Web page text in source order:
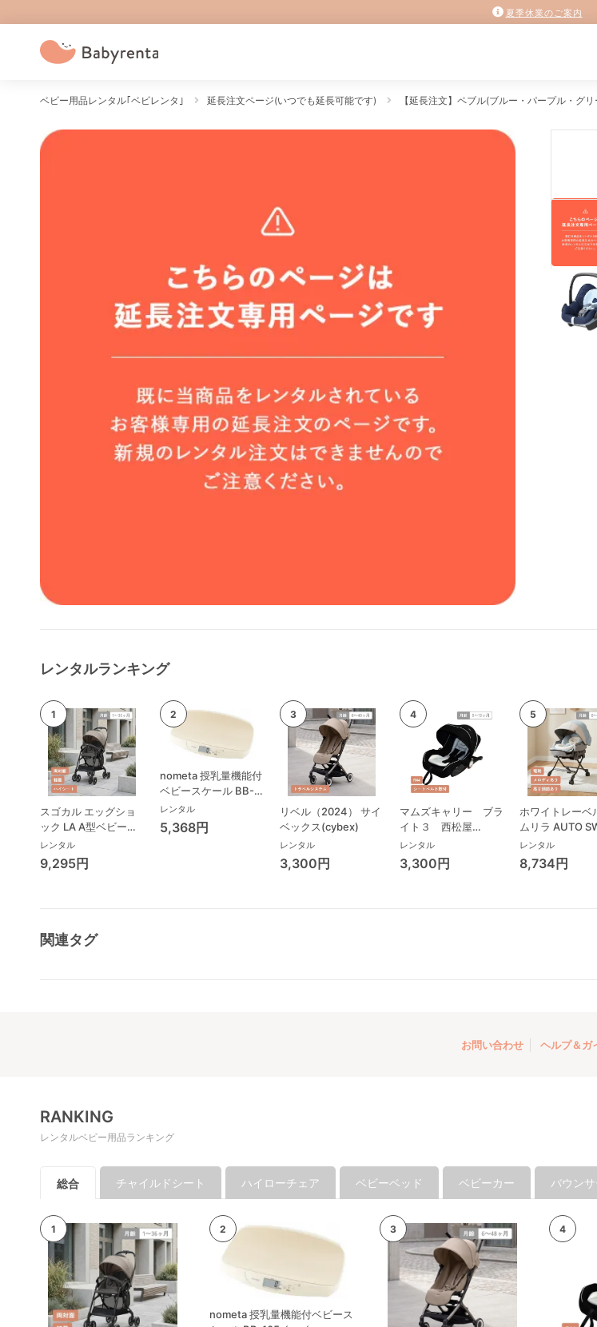
夏季休業のご案内
ベビー用品レンタル｢ベビレンタ｣ 延長注文ページ(いつでも延長可能です) 【延長注文】ペブル(ブルー・パープル・グ
レンタルランキング
スゴカル エッグショ
ック LA A型ベビーカ
ー コンビ(Combi)
レンタル
9,295円
nometa 授乳量機能付
ベビースケール BB-
105 タニタ(TANITA)
ベビースケール・体重
計
レンタル
5,368円
リベル（2024） サイ
ベックス(cybex)
レンタル
3,300円
マムズキャリー ブラ
イト３ 西松屋
(NISHIMATSUYA) ベ
ビーシート
レンタル
3,300円
ホワイトレーベ
ムリラ AUTO
BEDi Long スリ
シェル EG コンビ
(Combi) ハイロ
レンタル
8,734円
関連タグ
お問い合わせ ヘルプ＆ガ
RANKING
レンタルベビー用品ランキング
総合 チャイルドシート ハイローチェア ベビーベッド ベビーカー バウン
nometa 授乳量機能付ベビース